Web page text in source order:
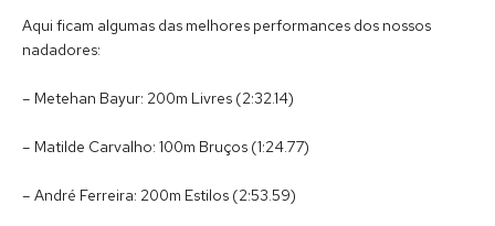
Aqui ficam algumas das melhores performances dos nossos
nadadores:
– Metehan Bayur: 200m Livres (2:32.14)
– Matilde Carvalho: 100m Bruços (1:24.77)
– André Ferreira: 200m Estilos (2:53.59)